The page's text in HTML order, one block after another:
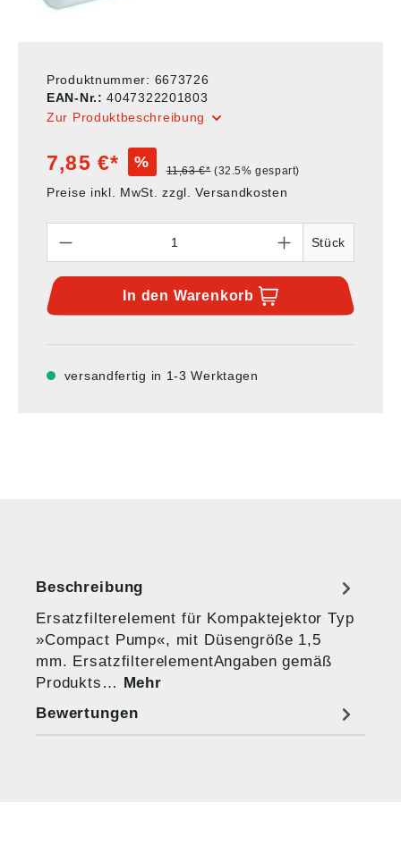
Produktnummer: 6673726
EAN-Nr.:4047322201803
Zur Produktbeschreibung
7,85 €* % 11,63 €* (32.5% gespart)
Preise inkl. MwSt. zzgl. Versandkosten
Stück
In den Warenkorb
versandfertig in 1-3 Werktagen
Beschreibung
Ersatzfilterelement für Kompaktejektor Typ
»Compact Pump«, mit Düsengröße 1,5
mm. ErsatzfilterelementAngaben gemäß
Produkts… Mehr
Bewertungen